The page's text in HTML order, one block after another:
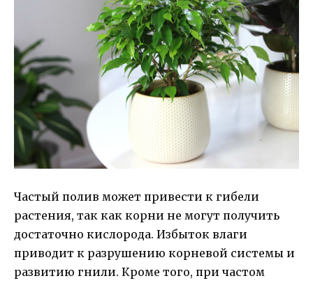
Частый полив может привести к гибели
растения, так как корни не могут получить
достаточно кислорода. Избыток влаги
приводит к разрушению корневой системы и
развитию гнили. Кроме того, при частом